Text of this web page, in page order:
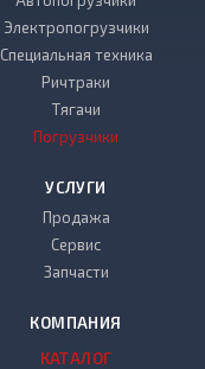
Электропогрузчики
Специальная техника
Ричтраки
Тягачи
Погрузчики
УСЛУГИ
Продажа
Сервис
Запчасти
КОМПАНИЯ
КАТАЛОГ